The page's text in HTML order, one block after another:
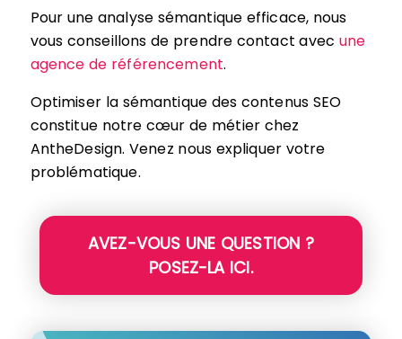
Pour une analyse sémantique efficace, nous
vous conseillons de prendre contact avec une
agence de référencement.
Optimiser la sémantique des contenus SEO
constitue notre cœur de métier chez
AntheDesign. Venez nous expliquer votre
problématique.
AVEZ-VOUS UNE QUESTION ?
POSEZ-LA ICI.